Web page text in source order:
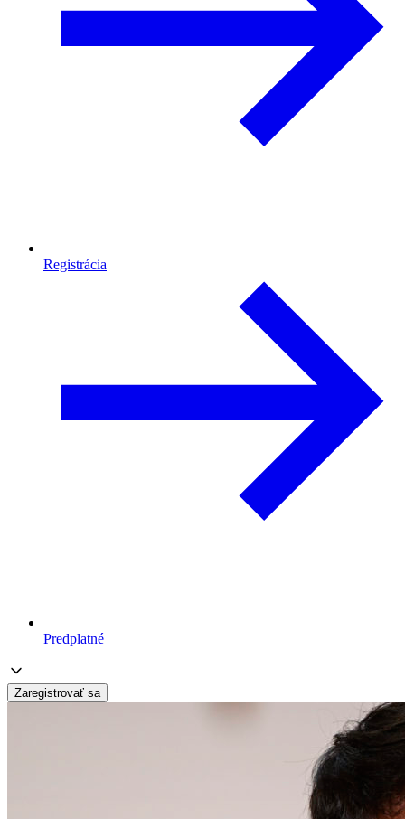
Registrácia
Predplatné
Zaregistrovať sa